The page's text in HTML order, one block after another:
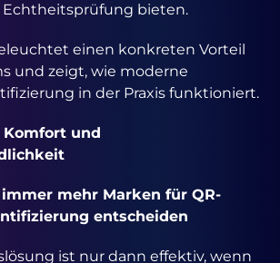
bieten.
einen konkreten Vorteil
und zeigt, wie moderne
in der Praxis funktioniert.
Komfort und
mehr Marken für QR-
entscheiden
ist nur dann effektiv, wenn